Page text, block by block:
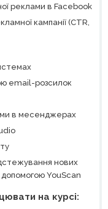
реклами в Facebook
кампанії (CTR,
email-розсилок
в месенджерах
нових
допомогою YouScan
на курсі: